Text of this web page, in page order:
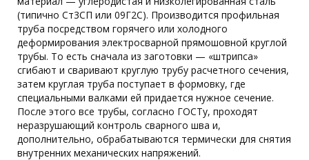
(типично Ст3СП или 09Г2С). Производится профильная
труба посредством горячего или холодного
деформирования электросварной прямошовной круглой
трубы. То есть сначала из заготовки — «штрипса»
сгибают и сваривают круглую трубу расчетного сечения,
затем круглая труба поступает в формовку, где
специальными валками ей придается нужное сечение.
После этого все трубы, согласно ГОСТу, проходят
неразрушающий контроль сварного шва и,
дополнительно, обрабатываются термически для снятия
внутренних механических напряжений.